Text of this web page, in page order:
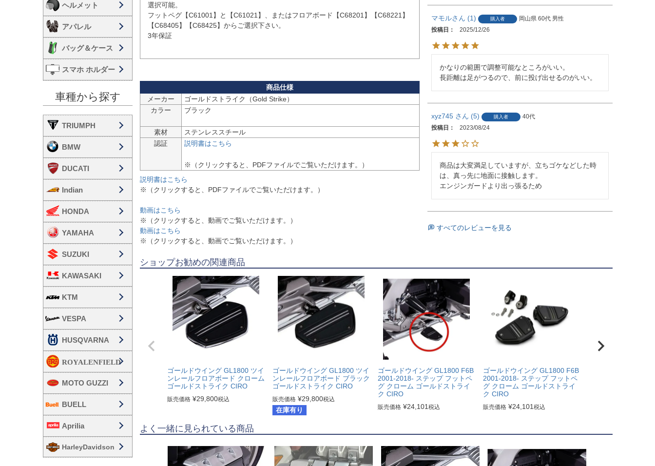
ヘルメット
アパレル
バッグ＆ケース
スマホ ホルダー
車種から探す
TRIUMPH
BMW
DUCATI
Indian
HONDA
YAMAHA
SUZUKI
KAWASAKI
KTM
VESPA
HUSQVARNA
MOTO GUZZI
BUELL
Aprilia
HarleyDavidson
選択可能。
フットペグ【C61001】と【C61021】、またはフロアボード【C68201】【C68221】
【C68405】【C68425】からご選択下さい。
3年保証
メーカー
ゴールドストライク（Gold Strike）
カラー
ブラック
素材
ステンレススチール
認証
説明書はこちら
説明書はこちら
※（クリックすると、PDFファイルでご覧いただけます。）
動画はこちら
※（クリックすると、動画でご覧いただけます。）
動画はこちら
※（クリックすると、動画でご覧いただけます。）
マモル 1 購入者 岡山県 60代 男性
投稿日
2025/12/26
かなりの範囲で調整可能なところがいい。
長距離は足がつるので、前に投げ出せるのがいい。
xyz745 5 購入者
40代
投稿日
2023/08/24
商品は大変満足していますが、立ちゴケなどした時
は、真っ先に地面に接触します。
エンジンガードより出っ張るため
すべてのレビューを見る
ショップお勧めの関連商品
ゴールドウイング GL1800 ツイ
ンレールフロアボード クローム
ゴールドストライク CIRO
販売価格 ¥29,800税込
ゴールドウイング GL1800 ツイ
ンレールフロアボード ブラック
ゴールドストライク CIRO
販売価格 ¥29,800税込
在庫有り
ゴールドウイング GL1800 F6B
2001-2018- ステップ フットペ
グ クローム ゴールドストライ
ク CIRO
販売価格 ¥24,101 税込
ゴールドウイング GL1800 F6B
2001-2018- ステップ フットペ
グ クローム ゴールドストライ
ク CIRO
販売価格 ¥24,101 税込
よく一緒に見られている商品